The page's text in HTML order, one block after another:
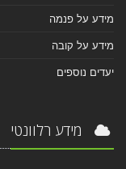
מידע על פנמה
מידע על קובה
יעדים נוספים
מידע רלוונטי